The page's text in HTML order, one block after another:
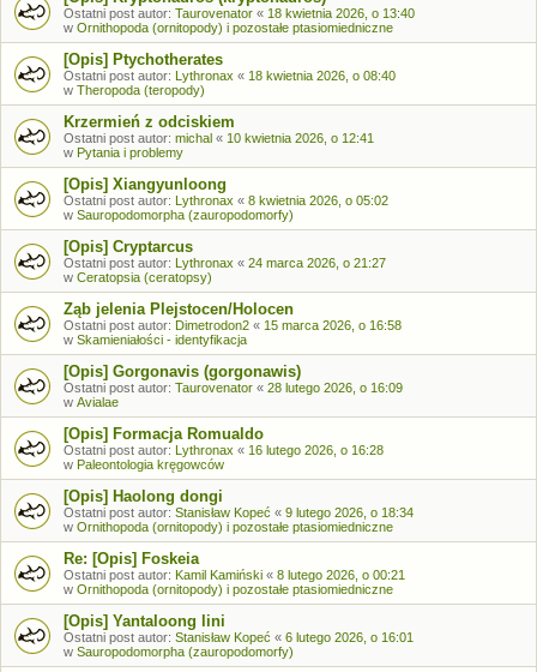
Ostatni post autor: Taurovenator « 18 kwietnia 2026, o 13:40
w Ornithopoda (ornitopody) i pozostałe ptasiomiedniczne
[Opis] Ptychotherates
Ostatni post autor: Lythronax « 18 kwietnia 2026, o 08:40
w Theropoda (teropody)
Krzermień z odciskiem
Ostatni post autor: michal « 10 kwietnia 2026, o 12:41
w Pytania i problemy
[Opis] Xiangyunloong
Ostatni post autor: Lythronax « 8 kwietnia 2026, o 05:02
w Sauropodomorpha (zauropodomorfy)
[Opis] Cryptarcus
Ostatni post autor: Lythronax « 24 marca 2026, o 21:27
w Ceratopsia (ceratopsy)
Ząb jelenia Plejstocen/Holocen
Ostatni post autor: Dimetrodon2 « 15 marca 2026, o 16:58
w Skamieniałości - identyfikacja
[Opis] Gorgonavis (gorgonawis)
Ostatni post autor: Taurovenator « 28 lutego 2026, o 16:09
w Avialae
[Opis] Formacja Romualdo
Ostatni post autor: Lythronax « 16 lutego 2026, o 16:28
w Paleontologia kręgowców
[Opis] Haolong dongi
Ostatni post autor: Stanisław Kopeć « 9 lutego 2026, o 18:34
w Ornithopoda (ornitopody) i pozostałe ptasiomiedniczne
Re: [Opis] Foskeia
Ostatni post autor: Kamil Kamiński « 8 lutego 2026, o 00:21
w Ornithopoda (ornitopody) i pozostałe ptasiomiedniczne
[Opis] Yantaloong lini
Ostatni post autor: Stanisław Kopeć « 6 lutego 2026, o 16:01
w Sauropodomorpha (zauropodomorfy)